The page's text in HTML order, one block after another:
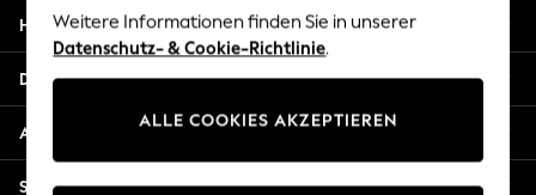
Dresses
Flip Flops
Linen Collection
Sandals
Shorts
Hilfe
Datenschutz und Rechtliches
Abteilungen
Sonstige Dienstleistungen
Weitere Informationen finden Sie in unserer
Datenschutz- & Cookie-Richtlinie.
ALLE COOKIES AKZEPTIEREN